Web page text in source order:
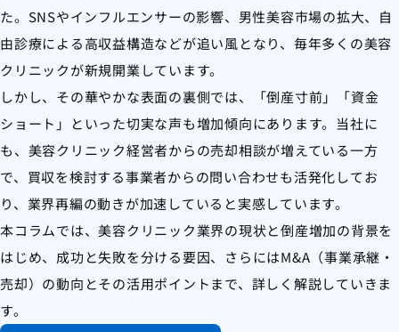
た。SNSやインフルエンサーの影響、男性美容市場の拡大、自
由診療による高収益構造などが追い風となり、毎年多くの美容
クリニックが新規開業しています。
しかし、その華やかな表面の裏側では、「倒産寸前」「資金
ショート」といった切実な声も増加傾向にあります。当社に
も、美容クリニック経営者からの売却相談が増えている一方
で、買収を検討する事業者からの問い合わせも活発化してお
り、業界再編の動きが加速していると実感しています。
本コラムでは、美容クリニック業界の現状と倒産増加の背景を
はじめ、成功と失敗を分ける要因、さらにはM&A（事業承継・
売却）の動向とその活用ポイントまで、詳しく解説していきま
す。